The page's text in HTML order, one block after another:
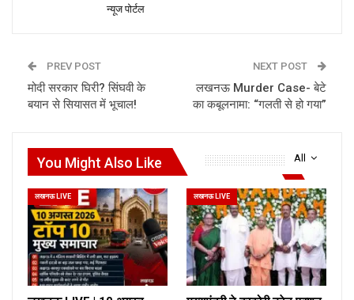
न्यूज पोर्टल
PREV POST
मोदी सरकार घिरी? सिंघवी के
बयान से सियासत में भूचाल!
NEXT POST
लखनऊ Murder Case- बेटे
का कबूलनामा: “गलती से हो गया”
All
You Might Also Like
लखनऊ LIVE लखनऊ LIVE